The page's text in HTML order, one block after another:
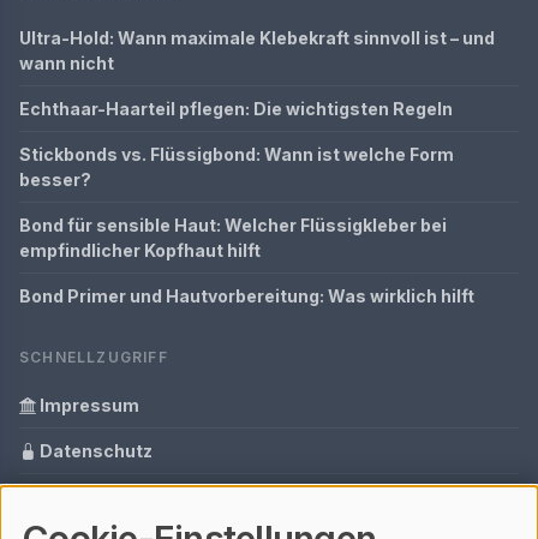
Ultra-Hold: Wann maximale Klebekraft sinnvoll ist – und
wann nicht
Echthaar-Haarteil pflegen: Die wichtigsten Regeln
Stickbonds vs. Flüssigbond: Wann ist welche Form
besser?
Bond für sensible Haut: Welcher Flüssigkleber bei
empfindlicher Kopfhaut hilft
Bond Primer und Hautvorbereitung: Was wirklich hilft
SCHNELLZUGRIFF
Impressum
Datenschutz